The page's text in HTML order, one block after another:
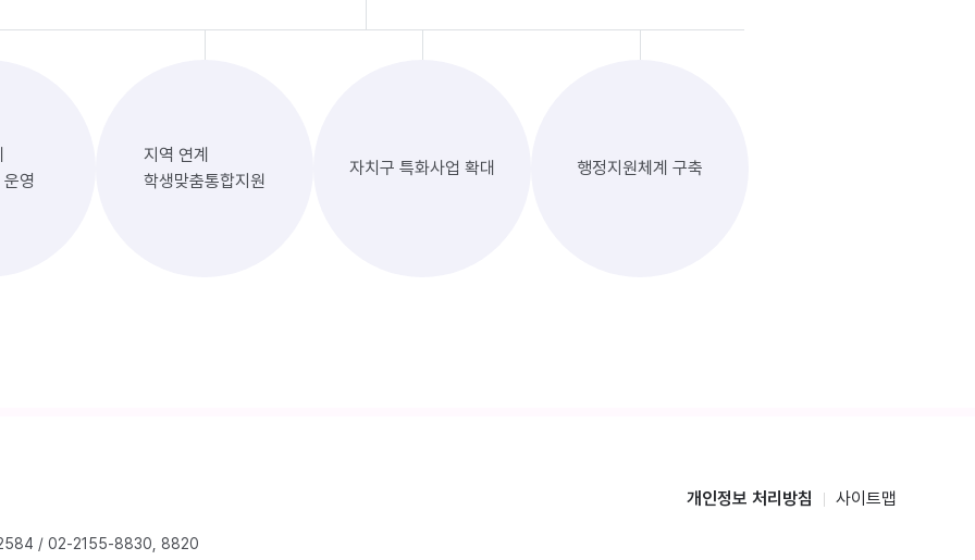
영
지역 연계
학생맞춤통합지원
자치구 특화사업 확대 행정지원체계 구축
개인정보 처리방침 사이트맵
/ 02-2155-8830, 8820